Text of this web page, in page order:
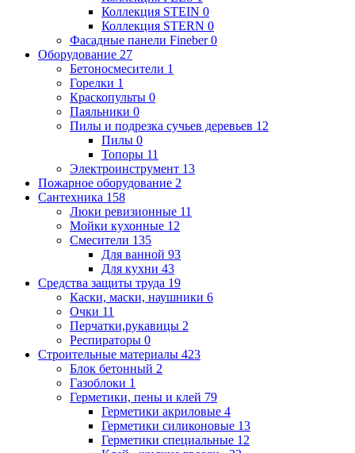
Коллекция STEIN 0
Коллекция STERN 0
Фасадные панели Fineber0
Оборудование 27
Бетоносмесители 1
Горелки 1
Краскопульты 0
Паяльники 0
Пилы и подрезка сучьев деревьев 12
Пилы 0
Топоры 11
Электроинструмент 13
Пожарное оборудование 2
Сантехника 158
Люки ревизионные 11
Мойки кухонные 12
Смесители 135
Для ванной 93
Для кухни 43
Средства защиты труда 19
Каски, маски, наушники 6
Очки 11
Перчатки,рукавицы 2
Респираторы 0
Строительные материалы 423
Блок бетонный 2
Газоблоки 1
Герметики, пены и клей 79
Герметики акриловые 4
Герметики силиконовые 13
Герметики специальные 12